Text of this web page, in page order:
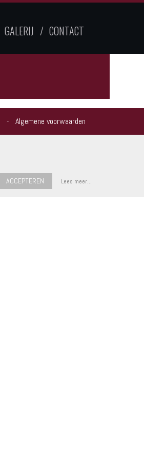
GALERIJ CONTACT
Algemene voorwaarden
ACCEPTEREN Lees meer…